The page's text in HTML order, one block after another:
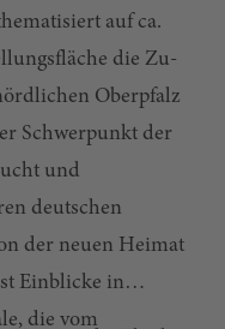
auf ca.
die Zu-
Oberpfalz
Schwerpunkt der
und
deutschen
der neuen Heimat
Einblicke in
die vom